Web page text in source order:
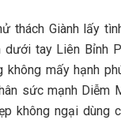
thách Giành lấy
tay Liên Bỉnh
không mấy hạnh
sức mạnh Diễm
không ngại dùng